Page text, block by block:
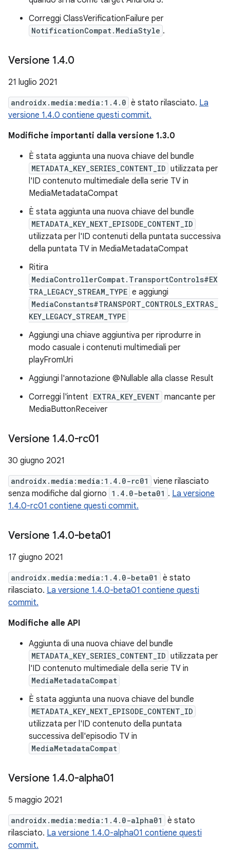
Correggi ClassVerificationFailure per
NotificationCompat.MediaStyle .
Versione 1.4.0
21 luglio 2021
androidx.media:media:1.4.0 è stato rilasciato. La
versione 1.4.0 contiene questi commit.
Modifiche importanti dalla versione 1.3.0
È stata aggiunta una nuova chiave del bundle
METADATA_KEY_SERIES_CONTENT_ID utilizzata per
l'ID contenuto multimediale della serie TV in
MediaMetadataCompat
È stata aggiunta una nuova chiave del bundle
METADATA_KEY_NEXT_EPISODE_CONTENT_ID
utilizzata per l'ID contenuti della puntata successiva
della puntata TV in MediaMetadataCompat
Ritira
MediaControllerCompat.TransportControls#EX
TRA_LEGACY_STREAM_TYPE e aggiungi
MediaConstants#TRANSPORT_CONTROLS_EXTRAS_
KEY_LEGACY_STREAM_TYPE
Aggiungi una chiave aggiuntiva per riprodurre in
modo casuale i contenuti multimediali per
playFromUri
Aggiungi l'annotazione @Nullable alla classe Result
Correggi l'intent EXTRA_KEY_EVENT mancante per
MediaButtonReceiver
Versione 1.4.0-rc01
30 giugno 2021
androidx.media:media:1.4.0-rc01
viene rilasciato
senza modifiche dal giorno 1.4.0-beta01 . La versione
1.4.0-rc01 contiene questi commit.
Versione 1.4.0-beta01
17 giugno 2021
androidx.media:media:1.4.0-beta01
è stato
rilasciato. La versione 1.4.0-beta01 contiene questi
commit.
Modifiche alle API
Aggiunta di una nuova chiave del bundle
METADATA_KEY_SERIES_CONTENT_ID utilizzata per
l'ID contenuto multimediale della serie TV in
MediaMetadataCompat
È stata aggiunta una nuova chiave del bundle
METADATA_KEY_NEXT_EPISODE_CONTENT_ID
utilizzata per l'ID contenuto della puntata
successiva dell'episodio TV in
MediaMetadataCompat
Versione 1.4.0-alpha01
5 maggio 2021
androidx.media:media:1.4.0-alpha01
è stato
rilasciato. La versione 1.4.0-alpha01 contiene questi
commit.